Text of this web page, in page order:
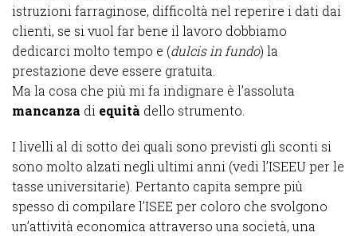
istruzioni farraginose, difficoltà nel reperire i dati dai
clienti, se si vuol far bene il lavoro dobbiamo
dedicarci molto tempo e (dulcis in fundo) la
prestazione deve essere gratuita.
Ma la cosa che più mi fa indignare è l’assoluta
mancanza di equità dello strumento.
I livelli al di sotto dei quali sono previsti gli sconti si
sono molto alzati negli ultimi anni (vedi l’ISEEU per le
tasse universitarie). Pertanto capita sempre più
spesso di compilare l’ISEE per coloro che svolgono
un’attività economica attraverso una società, una